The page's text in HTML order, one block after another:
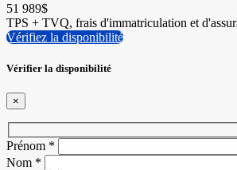
51 989$
TPS + TVQ, frais d'immatriculation et
Vérifiez la disponibilité
Vérifier la disponibilité
×
Prénom *
Nom *